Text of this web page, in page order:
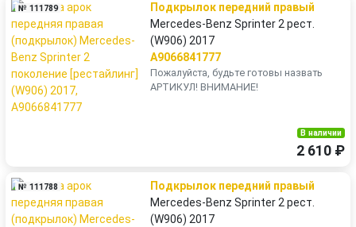
№ 111789
Подкрылок передний правый
Mercedes-Benz Sprinter 2 рест.
(W906) 2017
A9066841777
Пожалуйста, будьте готовы назвать
АРТИКУЛ! ВНИМАНИЕ!
В наличии
2 610 ₽
№ 111788
Подкрылок передний правый
Mercedes-Benz Sprinter 2 рест.
(W906) 2017